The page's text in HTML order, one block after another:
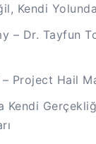
Kendi
– Dr. Tayfun
Project Hail
Kendi